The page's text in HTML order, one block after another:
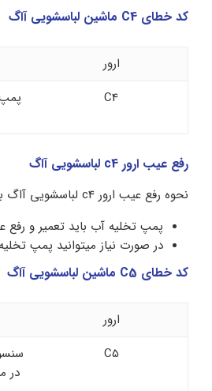
کد خطای C4 ماشین لباسشویی آاگ
ارور
C4
رفع عیب ارور c4 لباسشویی آاگ
نحوه رفع عیب ارور c4 لباسشویی آاگ به شرح زیر است:
پمپ تخلیه آب باید تعمیر و
در صورت نیاز میتوانید پمپ
کد خطای C5 ماشین لباسشویی آاگ
ارور
C5
در